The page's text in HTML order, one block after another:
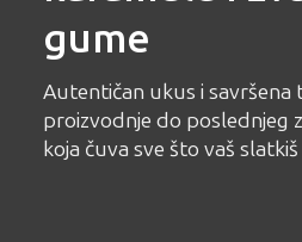
gume
Autentičan ukus i savršena
proizvodnje do poslednjeg
koja čuva sve što vaš